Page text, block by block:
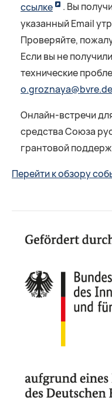
ссылке
. Вы
указанный Email
Проверяйте,
Если вы не
технические
o.groznaya@bvre.de
Онлайн-встречи
средства Союза
грантовой
Перейти к обзору